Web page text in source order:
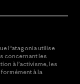
Patagonia utilise
concernant les
à l’activisme, les
à la